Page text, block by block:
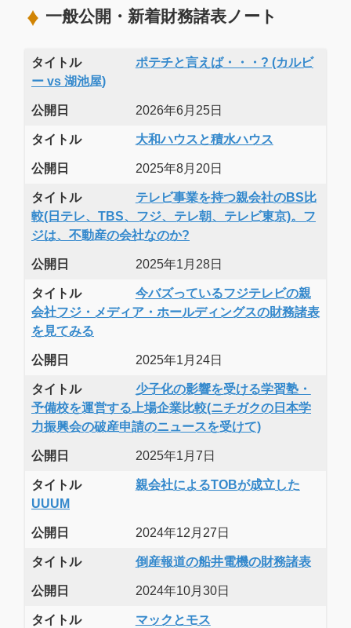
一般公開・新着財務諸表ノート
タイトル
ポテチと言えば・・・? (カルビ
ー vs 湖池屋)
公開日 2026年6月25日
タイトル 大和ハウスと積水ハウス
公開日 2025年8月20日
タイトル
テレビ事業を持つ親会社のBS比
較(日テレ、TBS、フジ、テレ朝、テレビ東京)。フ
ジは、不動産の会社なのか?
公開日 2025年1月28日
タイトル
今バズっているフジテレビの親
会社フジ・メディア・ホールディングスの財務諸表
を見てみる
公開日 2025年1月24日
タイトル
少子化の影響を受ける学習塾・
予備校を運営する上場企業比較(ニチガクの日本学
力振興会の破産申請のニュースを受けて)
公開日 2025年1月7日
タイトル
親会社によるTOBが成立した
UUUM
公開日 2024年12月27日
タイトル 倒産報道の船井電機の財務諸表
公開日 2024年10月30日
タイトル マックとモス